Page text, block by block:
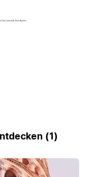
(1)